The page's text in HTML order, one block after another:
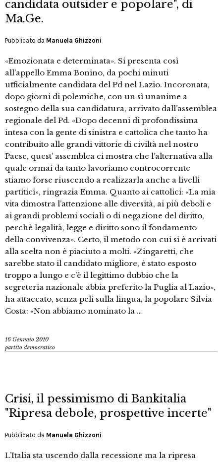
candidata outsider e popolare", di
Ma.Ge.
Pubblicato da Manuela Ghizzoni
«Emozionata e determinata». Si presenta così
all’appello Emma Bonino, da pochi minuti
ufficialmente candidata del Pd nel Lazio. Incoronata,
dopo giorni di polemiche, con un sì unanime a
sostegno della sua candidatura, arrivato dall’assemblea
regionale del Pd. «Dopo decenni di profondissima
intesa con la gente di sinistra e cattolica che tanto ha
contribuito alle grandi vittorie di civiltà nel nostro
Paese, quest’ assemblea ci mostra che l’alternativa alla
quale ormai da tanto lavoriamo controcorrente
stiamo forse riuscendo a realizzarla anche a livelli
partitici», ringrazia Emma. Quanto ai cattolici: «La mia
vita dimostra l’attenzione alle diversità, ai più deboli e
ai grandi problemi sociali o di negazione del diritto,
perchè legalità, legge e diritto sono il fondamento
della convivenza». Certo, il metodo con cui si è arrivati
alla scelta non è piaciuto a molti. «Zingaretti, che
sarebbe stato il candidato migliore, è stato esposto
troppo a lungo e c’è il legittimo dubbio che la
segreteria nazionale abbia preferito la Puglia al Lazio»,
ha attaccato, senza peli sulla lingua, la popolare Silvia
Costa: «Non abbiamo nominato la …
16 Gennaio 2010
partito democratico
Crisi, il pessimismo di Bankitalia
"Ripresa debole, prospettive incerte"
Pubblicato da Manuela Ghizzoni
L’Italia sta uscendo dalla recessione ma la ripresa